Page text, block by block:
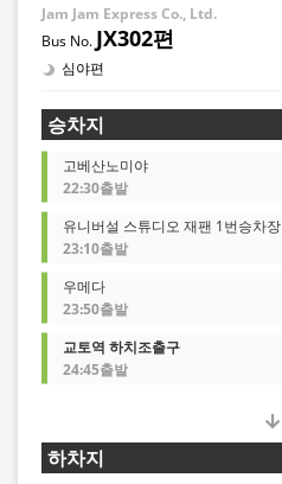
Jam Jam Express Co., Ltd.
JX302편
심야편
승차지
고베산노미야
22:30출발
유니버설 스튜디오 재팬 1번승차장
23:10출발
우메다
23:50출발
교토역 하치조출구
24:45출발
하차지